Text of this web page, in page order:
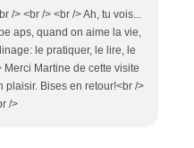
/> <br /> <br /> Ah, tu vois...
aps, quand on aime la vie,
le pratiquer, le lire, le
Merci Martine de cette visite
plaisir. Bises en retour!<br />
/>